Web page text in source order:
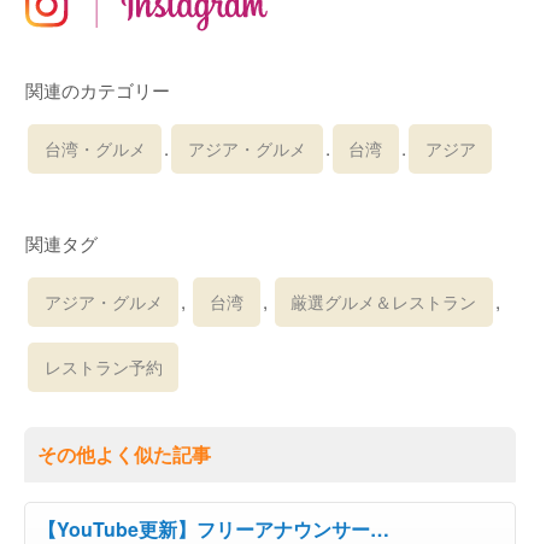
関連のカテゴリー
台湾・グルメ . アジア・グルメ . 台湾 . アジア
関連タグ
アジア・グルメ , 台湾 , 厳選グルメ＆レストラン ,
レストラン予約
その他よく似た記事
【YouTube更新】フリーアナウンサー…